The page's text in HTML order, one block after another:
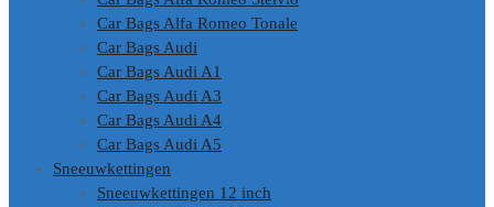
Car Bags Alfa Romeo Tonale
Car Bags Audi
Car Bags Audi A1
Car Bags Audi A3
Car Bags Audi A4
Car Bags Audi A5
Sneeuwkettingen
Sneeuwkettingen 12 inch